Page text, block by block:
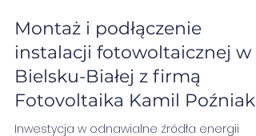
2 sie 2025 2 minut(y) czytania
Montaż i podłączenie